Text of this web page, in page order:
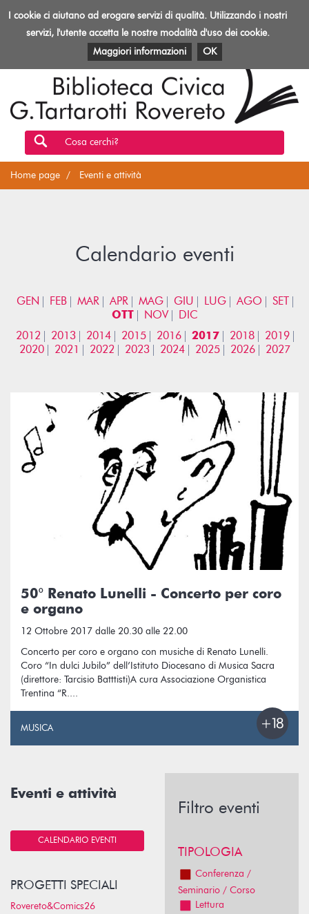
Toggle
Biblioteca
Rovereto
EVENTI E ATTIVITÀ PATRIMONIO E RISORSE
Cosa cerchi?
Home page Eventi e attività
Calendario eventi
GEN FEB MAR APR MAG GIU LUG AGO
SET
OTT
NOV
DIC
2012
2013 2014 2015 2016 2017 2018
2019
2020
2021 2022 2023 2024 2025 2026 2027
50° Renato Lunelli - Concerto per coro
e organo
12 Ottobre 2017 dalle 20.30 alle 22.00
Concerto per coro e organo con musiche di Renato Lunelli.
Coro “In dulci Jubilo” dell’Istituto Diocesano di Musica Sacra
(direttore: Tarcisio Batttisti)A cura Associazione Organistica
Trentina “R....
MUSICA
Eventi e attività
CALENDARIO EVENTI
PROGETTI SPECIALI
Rovereto&Comics26
Filtro eventi
TIPOLOGIA
Conferenza /
Seminario / Corso
Lettura
I cookie ci aiutano ad erogare servizi di qualità. Utilizzando i nostri
servizi, l'utente accetta le nostre modalità d'uso dei cookie.
Maggiori informazioni
OK